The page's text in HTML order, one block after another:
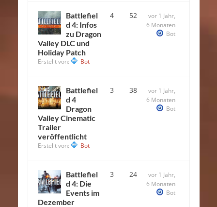
Battlefiel
d 4: Infos
zu Dragon
Valley DLC und
Holiday Patch
Erstellt von: Bot
4 52
vor 1 Jahr,
6 Monaten
Bot
Battlefiel
d 4
Dragon
Valley Cinematic
Trailer
veröffentlicht
Erstellt von: Bot
3 38
vor 1 Jahr,
6 Monaten
Bot
Battlefiel
d 4: Die
Events im
Dezember
3 24
vor 1 Jahr,
6 Monaten
Bot